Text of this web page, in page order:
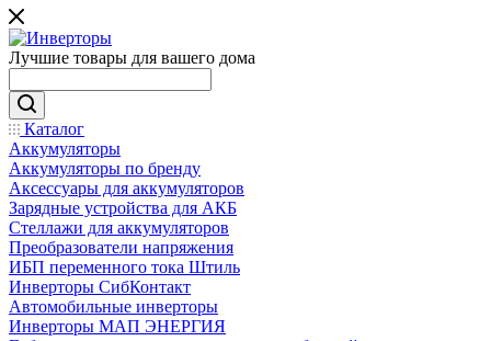
Лучшие товары для вашего дома
Каталог
Аккумуляторы
Аккумуляторы по бренду
Аксессуары для аккумуляторов
Зарядные устройства для АКБ
Стеллажи для аккумуляторов
Преобразователи напряжения
ИБП переменного тока Штиль
Инверторы СибКонтакт
Автомобильные инверторы
Инверторы МАП ЭНЕРГИЯ